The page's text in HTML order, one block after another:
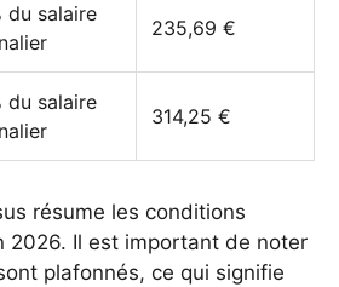
du salaire
235,69 €
du salaire
314,25 €
résume les conditions
2026. Il est important de noter
plafonnés, ce qui signifie